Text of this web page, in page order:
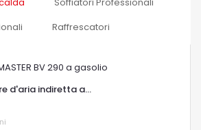
Soffiatori Professionali
Raffrescatori
d'aria indiretta a...